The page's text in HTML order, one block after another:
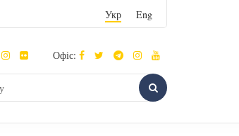
Укр Eng
Офіс: